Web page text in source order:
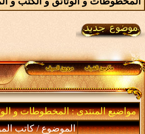
مواضيع المنتدى: المخطوطات و
الموضوع/كاتب